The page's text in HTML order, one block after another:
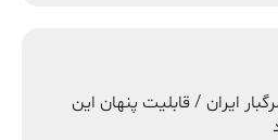
ایران / قابلیت پنهان این